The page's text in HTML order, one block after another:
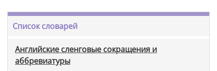
Список словарей
Английские сленговые сокращения и
аббревиатуры